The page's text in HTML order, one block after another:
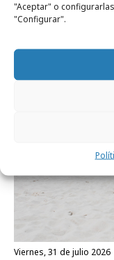
"Aceptar" o
"Configurar".
Noticias
viernes, 31 de julio 2026